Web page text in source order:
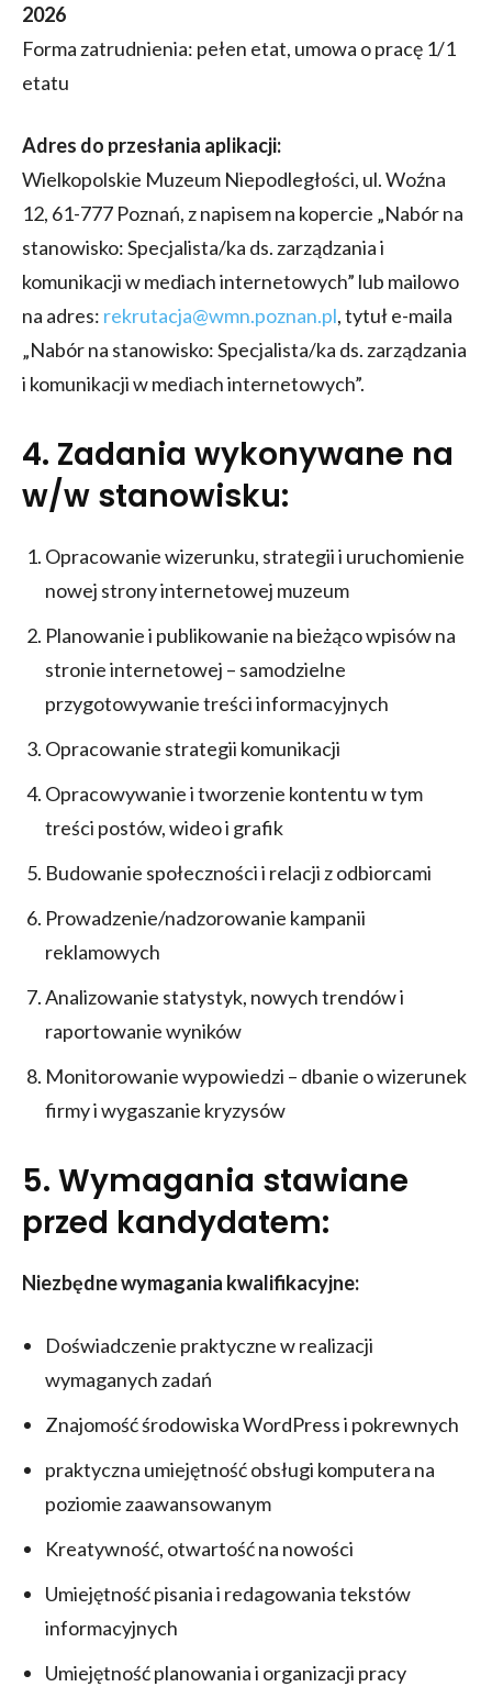
2026
Forma zatrudnienia: pełen etat, umowa o pracę 1/1
etatu
Adres do przesłania aplikacji:
Wielkopolskie Muzeum Niepodległości, ul. Woźna
12, 61-777 Poznań, z napisem na kopercie „Nabór na
stanowisko: Specjalista/ka ds. zarządzania i
komunikacji w mediach internetowych” lub mailowo
na adres: rekrutacja@wmn.poznan.pl, tytuł e-maila
„Nabór na stanowisko: Specjalista/ka ds. zarządzania
i komunikacji w mediach internetowych”.
4. Zadania wykonywane na
w/w stanowisku:
Opracowanie wizerunku, strategii i uruchomienie
nowej strony internetowej muzeum
Planowanie i publikowanie na bieżąco wpisów na
stronie internetowej – samodzielne
przygotowywanie treści informacyjnych
Opracowanie strategii komunikacji
Opracowywanie i tworzenie kontentu w tym
treści postów, wideo i grafik
Budowanie społeczności i relacji z odbiorcami
Prowadzenie/nadzorowanie kampanii
reklamowych
Analizowanie statystyk, nowych trendów i
raportowanie wyników
Monitorowanie wypowiedzi – dbanie o wizerunek
firmy i wygaszanie kryzysów
5. Wymagania stawiane
przed kandydatem:
Niezbędne wymagania kwalifikacyjne:
Doświadczenie praktyczne w realizacji
wymaganych zadań
Znajomość środowiska WordPress i pokrewnych
praktyczna umiejętność obsługi komputera na
poziomie zaawansowanym
Kreatywność, otwartość na nowości
Umiejętność pisania i redagowania tekstów
informacyjnych
Umiejętność planowania i organizacji pracy